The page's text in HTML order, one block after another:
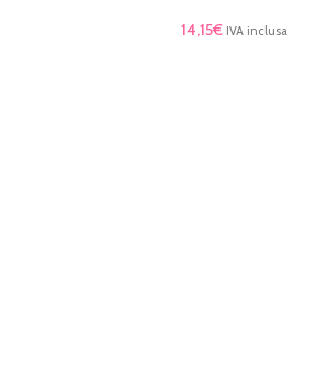
14,15€ IVA inclusa